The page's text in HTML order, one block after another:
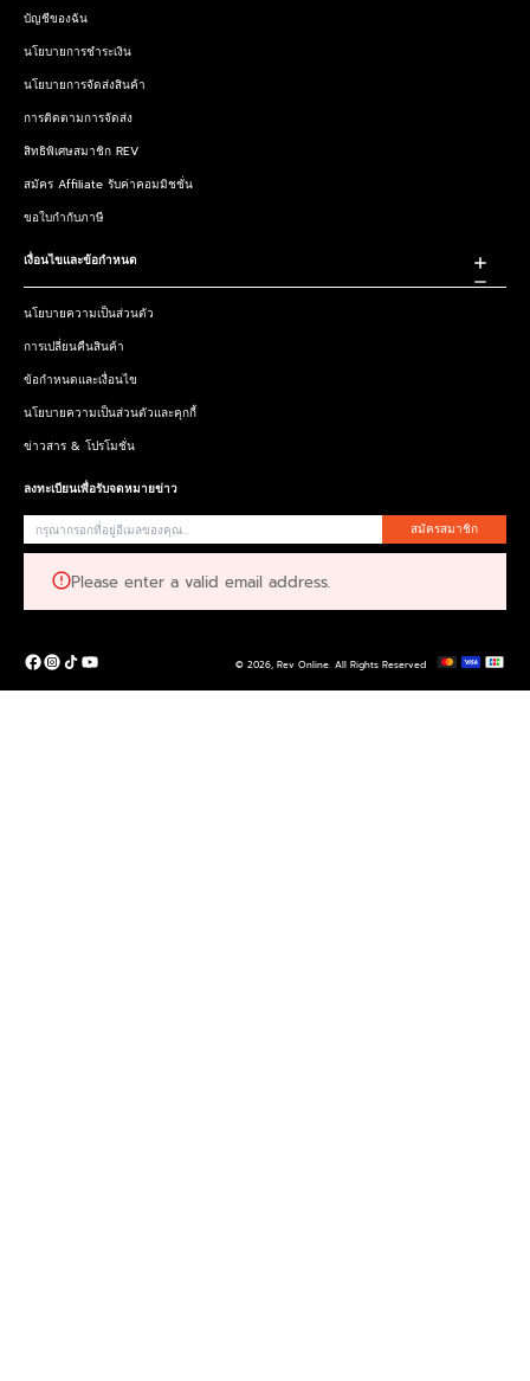
บัญชีของฉัน
นโยบายการชำระเงิน
นโยบายการจัดส่งสินค้า
การติดตามการจัดส่ง
สิทธิพิเศษสมาชิก REV
สมัคร Affiliate รับค่าคอมมิชชั่น
ขอใบกำกับภาษี
เงื่อนไขและข้อกำหนด
นโยบายความเป็นส่วนตัว
การเปลี่ยนคืนสินค้า
ข้อกำหนดและเงื่อนไข
นโยบายความเป็นส่วนตัวและคุกกี้
ข่าวสาร & โปรโมชั่น
ลงทะเบียนเพื่อรับจดหมายข่าว
สมัครสมาชิก
Please enter a valid email address.
© 2026, Rev Online. All Rights Reserved